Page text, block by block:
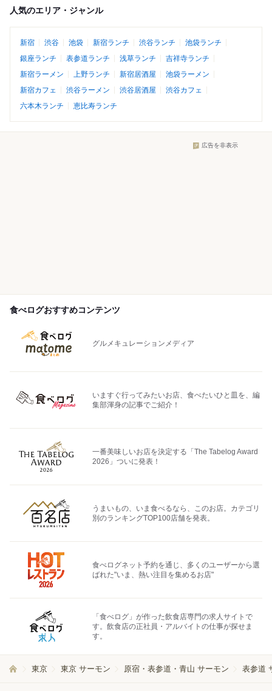
人気のエリア・ジャンル
新宿 渋谷 池袋 新宿ランチ 渋谷ランチ
池袋ランチ
銀座ランチ
表参道ランチ 浅草ランチ
吉祥寺ランチ
新宿ラーメン
上野ランチ 新宿居酒屋
池袋ラーメン
新宿カフェ
渋谷ラーメン 渋谷居酒屋
渋谷カフェ
六本木ランチ
恵比寿ランチ
広告を非表示
食べログおすすめコンテンツ
グルメキュレーションメディア
いますぐ行ってみたいお店、食べたいひと皿を、編
集部渾身の記事でご紹介！
一番美味しいお店を決定する「The Tabelog Award
2026」ついに発表！
うまいもの、いま食べるなら、このお店。カテゴリ
別のランキングTOP100店舗を発表。
食べログネット予約を通じ、多くのユーザーから選
ばれた"いま、熱い注目を集めるお店"
「食べログ」が作った飲食店専門の求人サイトで
す。飲食店の正社員・アルバイトの仕事が探せま
す。
東京 東京 サーモン 原宿・表参道・青山 サーモン 表参道